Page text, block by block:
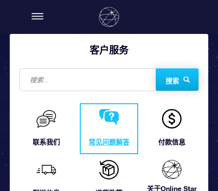
客户服务
搜索
联系我们 常见问题解答 付款信息
关于Online Star